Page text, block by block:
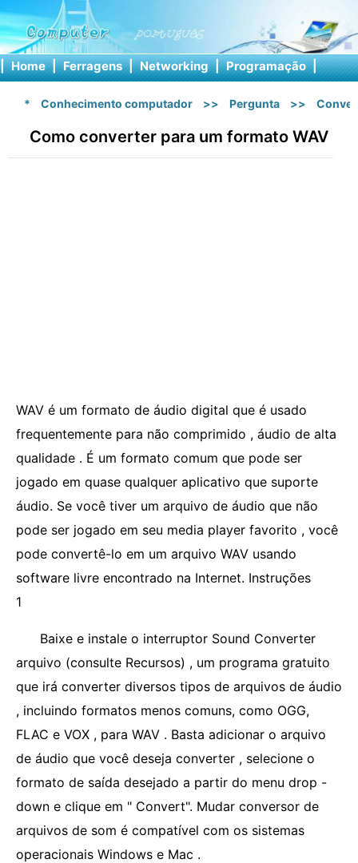
| Home | Ferragens | Networking | Programação |
* Conhecimento computador >> Pergunta >>
Como converter para um formato WAV
WAV é um formato de áudio digital que é usado
frequentemente para não comprimido , áudio de alta
qualidade . É um formato comum que pode ser
jogado em quase qualquer aplicativo que suporte
áudio. Se você tiver um arquivo de áudio que não
pode ser jogado em seu media player favorito , você
pode convertê-lo em um arquivo WAV usando
software livre encontrado na Internet. Instruções
1
Baixe e instale o interruptor Sound Converter
arquivo (consulte Recursos) , um programa gratuito
que irá converter diversos tipos de arquivos de áudio
, incluindo formatos menos comuns, como OGG,
FLAC e VOX , para WAV . Basta adicionar o arquivo
de áudio que você deseja converter , selecione o
formato de saída desejado a partir do menu drop -
down e clique em " Convert". Mudar conversor de
arquivos de som é compatível com os sistemas
operacionais Windows e Mac .